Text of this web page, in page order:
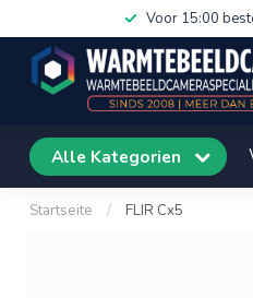
Voor 15:00
Alle Kategorien
Startseite / FLIR Cx5